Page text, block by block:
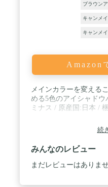
ブラウン
キャンメ
キャンメ
Amazon
メインカラーを変える
める5色のアイシャド
ミナス / 原産国:日本 /
続
みんなのレビュー
まだレビューはありま